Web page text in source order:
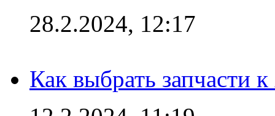
28.2.2024, 12:17
Как выбрать запчасти